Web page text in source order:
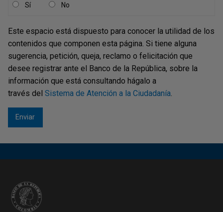
alimentos perecederos, el clima y la persistencia de la
inflación son factores relevantes. En contraste, otros
alimentos, como los industriales, son principalmente
explicados por costos de materias primas y persistencia
de la inflación.
Sí No
Este espacio está dispuesto para conocer la utilidad de los
contenidos que componen esta página. Si tiene alguna
sugerencia, petición, queja, reclamo o felicitación que
desee registrar ante el Banco de la República, sobre la
información que está consultando hágalo a
través del Sistema de Atención a la Ciudadanía.